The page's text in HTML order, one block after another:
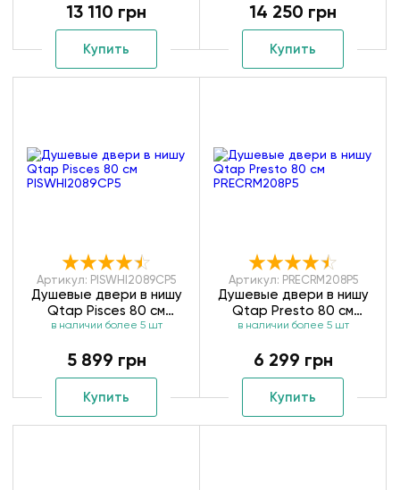
13 110 грн
Купить
14 250 грн
Купить
Артикул: PISWHI2089CP5
Душевые двери в нишу
Qtap Pisces 80 см
PISWHI2089CP5
в наличии более 5 шт
5 899 грн
Купить
Артикул: PRECRM208P5
Душевые двери в нишу
Qtap Presto 80 см
PRECRM208P5
в наличии более 5 шт
6 299 грн
Купить